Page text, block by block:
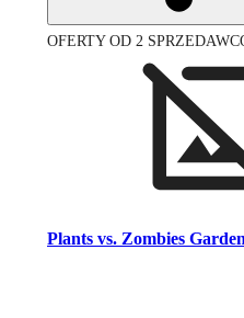
OFERTY OD 2
Plants vs. Zombies